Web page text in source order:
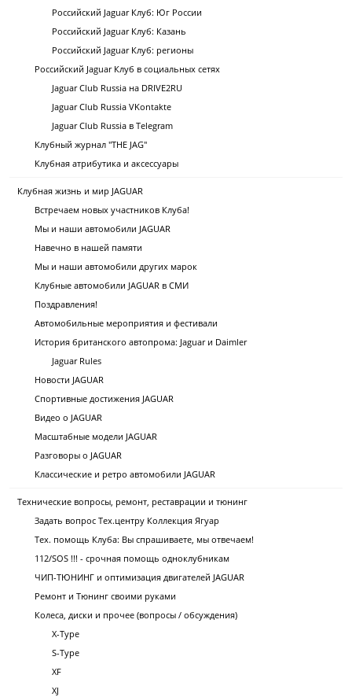
Российский Jaguar Клуб: Юг России
Российский Jaguar Клуб: Казань
Российский Jaguar Клуб: регионы
Российский Jaguar Клуб в социальных сетях
Jaguar Club Russia на DRIVE2RU
Jaguar Club Russia VKontakte
Jaguar Club Russia в Telegram
Клубный журнал "THE JAG"
Клубная атрибутика и аксессуары
Клубная жизнь и мир JAGUAR
Встречаем новых участников Клуба!
Мы и наши автомобили JAGUAR
Навечно в нашей памяти
Мы и наши автомобили других марок
Клубные автомобили JAGUAR в СМИ
Поздравления!
Автомобильные мероприятия и фестивали
История британского автопрома: Jaguar и Daimler
Jaguar Rules
Новости JAGUAR
Спортивные достижения JAGUAR
Видео о JAGUAR
Масштабные модели JAGUAR
Разговоры о JAGUAR
Классические и ретро автомобили JAGUAR
Технические вопросы, ремонт, реставрации и тюнинг
Задать вопрос Тех.центру Коллекция Ягуар
Тех. помощь Клуба: Вы спрашиваете, мы отвечаем!
112/SOS !!! - срочная помощь одноклубникам
ЧИП-ТЮНИНГ и оптимизация двигателей JAGUAR
Ремонт и Тюнинг своими руками
Колеса, диски и прочее (вопросы / обсуждения)
X-Type
S-Type
XF
XJ